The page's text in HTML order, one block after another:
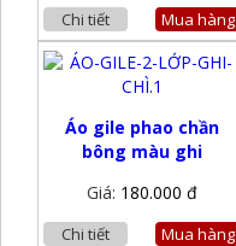
Chi tiết Mua hàng
Áo gile phao chần
bông màu ghi
Giá: 180.000 đ
Chi tiết Mua hàng